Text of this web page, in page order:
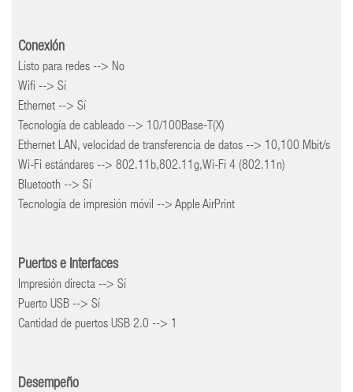
Conexión
Listo para redes --> No
Wifi --> Sí
Ethernet --> Sí
Tecnología de cableado --> 10/100Base-T(X)
Ethernet LAN, velocidad de transferencia de datos --> 10,100 Mbit/s
Wi-Fi estándares --> 802.11b,802.11g,Wi-Fi 4 (802.11n)
Bluetooth --> Sí
Tecnología de impresión móvil --> Apple AirPrint
Puertos e Interfaces
Impresión directa --> Sí
Puerto USB --> Sí
Cantidad de puertos USB 2.0 --> 1
Desempeño